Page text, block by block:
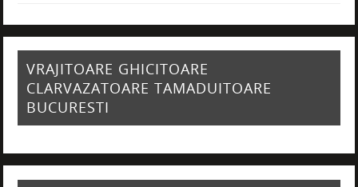
VRAJITOARE GHICITOARE
CLARVAZATOARE TAMADUITOARE
BUCURESTI